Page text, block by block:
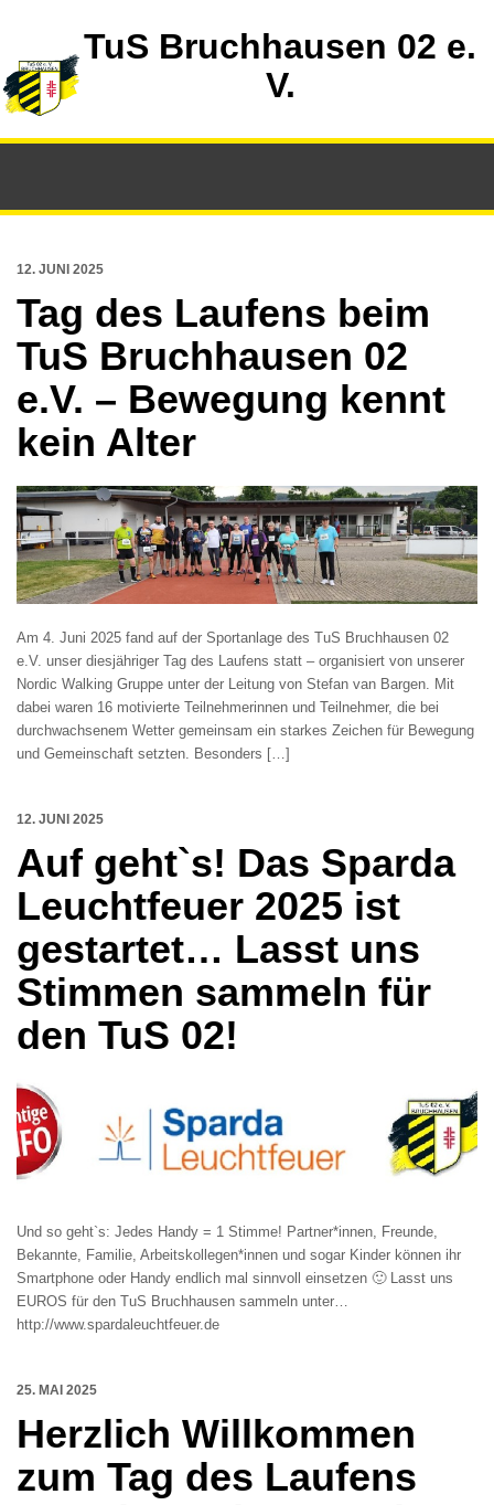
TuS Bruchhausen 02 e.
V.
12. JUNI 2025
Tag des Laufens beim
TuS Bruchhausen 02
e.V. – Bewegung kennt
kein Alter
Am 4. Juni 2025 fand auf der Sportanlage des TuS Bruchhausen 02
e.V. unser diesjähriger Tag des Laufens statt – organisiert von unserer
Nordic Walking Gruppe unter der Leitung von Stefan van Bargen. Mit
dabei waren 16 motivierte Teilnehmerinnen und Teilnehmer, die bei
durchwachsenem Wetter gemeinsam ein starkes Zeichen für Bewegung
und Gemeinschaft setzten. Besonders […]
12. JUNI 2025
Auf geht`s! Das Sparda
Leuchtfeuer 2025 ist
gestartet… Lasst uns
Stimmen sammeln für
den TuS 02!
Und so geht`s: Jedes Handy = 1 Stimme! Partner*innen, Freunde,
Bekannte, Familie, Arbeitskollegen*innen und sogar Kinder können ihr
Smartphone oder Handy endlich mal sinnvoll einsetzen 🙂 Lasst uns
EUROS für den TuS Bruchhausen sammeln unter…
http://www.spardaleuchtfeuer.de
25. MAI 2025
Herzlich Willkommen
zum Tag des Laufens